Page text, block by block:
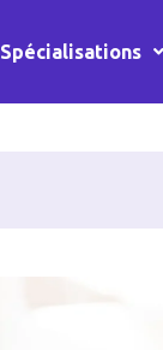
Spécialisations